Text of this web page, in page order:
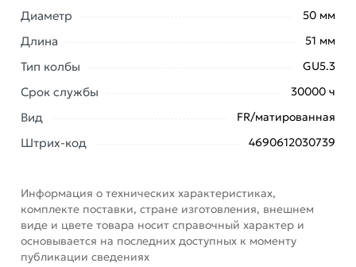
Диаметр 50 мм
Длина 51 мм
Тип колбы GU5.3
Срок службы 30000 ч
Вид FR/матированная
Штрих-код 4690612030739
Информация о технических характеристиках,
комплекте поставки, стране изготовления, внешнем
виде и цвете товара носит справочный характер и
основывается на последних доступных к моменту
публикации сведениях